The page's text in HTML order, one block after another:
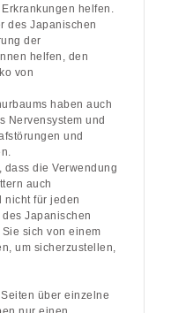
helfen.
des Japanischen
der
helfen, den
von
haben auch
Nervensystem und
und
dass die Verwendung
auch
nicht für jeden
Japanischen
sich von einem
um sicherzustellen,
über einzelne